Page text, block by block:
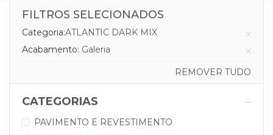
FILTROS SELECIONADOS
Categoria:ATLANTIC DARK MIX
Acabamento: Galeria
REMOVER TUDO
CATEGORIAS
PAVIMENTO E REVESTIMENTO